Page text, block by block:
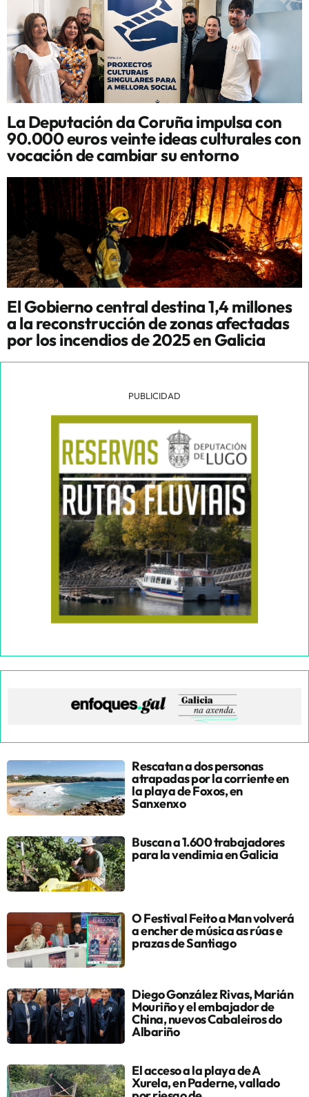
La Deputación da Coruña impulsa con
90.000 euros veinte ideas culturales con
vocación de cambiar su entorno
El Gobierno central destina 1,4 millones
a la reconstrucción de zonas afectadas
por los incendios de 2025 en Galicia
PUBLICIDAD
Rescatan a dos personas
atrapadas por la corriente en
la playa de Foxos, en
Sanxenxo
Buscan a 1.600 trabajadores
para la vendimia en Galicia
O Festival Feito a Man volverá
a encher de música as rúas e
prazas de Santiago
Diego González Rivas, Marián
Mouriño y el embajador de
China, nuevos Cabaleiros do
Albariño
El acceso a la playa de A
Xurela, en Paderne, vallado